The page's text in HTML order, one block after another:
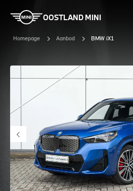
OOSTLAND MINI
Homepage Aanbod BMW iX1